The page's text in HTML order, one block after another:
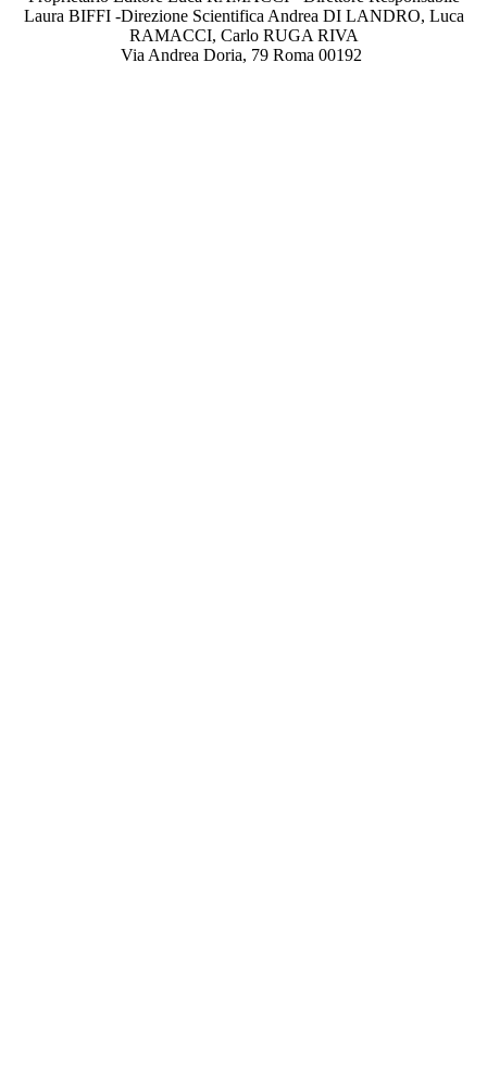
Laura BIFFI -Direzione Scientifica Andrea DI LANDRO, Luca
RAMACCI, Carlo RUGA RIVA
Via Andrea Doria, 79 Roma 00192